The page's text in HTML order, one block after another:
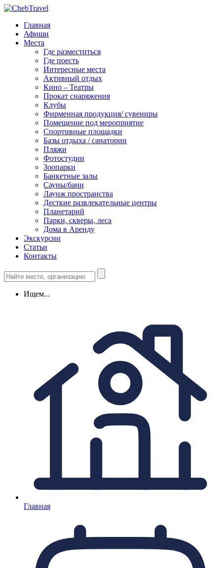
Главная
Афиши
Места
Где разместиться
Где поесть
Интересные места
Активный отдых
Кино – Театры
Прокат снаряжения
Клубы
Фирменная продукция/ сувениры
Помещение под мероприятие
Спортивные площадки
Базы отдыха / санатории
Пляжи
Фотостудии
Зоопарки
Банкетные залы
Сауны/бани
Лаунж пространства
Десткие развлекательные центры
Планетарий
Парки, скверы, леса
Дома в Аренду
Экскурсии
Статьи
Контакты
Ищем...
Главная